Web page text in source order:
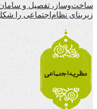
ساخت‌وساز، تفصیل و
زیربنای نظام‌اجتماعی را